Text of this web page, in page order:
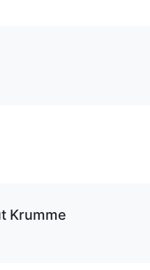
Krumme